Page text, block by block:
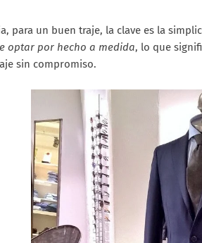
para un buen traje, la clave es la
optar por hecho a medida, lo que
sin compromiso.